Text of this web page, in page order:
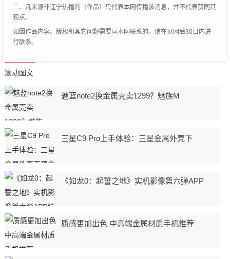
二、凡来源非辽宁热播的（作品）只代表本网传播该消息，并不代表赞同其
观点。
如因作品内容、版权和其它问题需要同本网联系的，请在见网后30日内进
行联系。
滚动图文
魅蓝note2换金属壳卖1299？魅族M
三星C9 Pro上手体验：三星金属外壳下
《如龙0：起誓之地》实机影像第六弹APP
质感更加出色 中高端金属材质手机推荐